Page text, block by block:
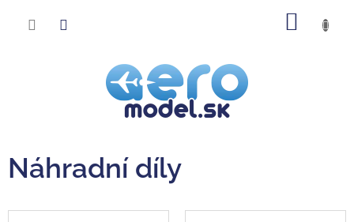
Náhradní díly